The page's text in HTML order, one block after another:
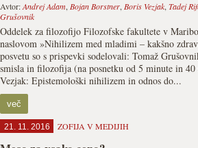
Avtor:Andrej Adam, Bojan Borstner, Boris Vezjak, Tadej
Grušovnik
Oddelek za filozofijo Filozofske fakultete v
naslovom »Nihilizem med mladimi – kakšno
posvetu so s prispevki sodelovali: Tomaž
smisla in filozofija (na posnetku od 5 minute in
Vezjak: Epistemološki nihilizem in odnos do...
več
21. 11. 2016 ZOFIJA V MEDIJIH